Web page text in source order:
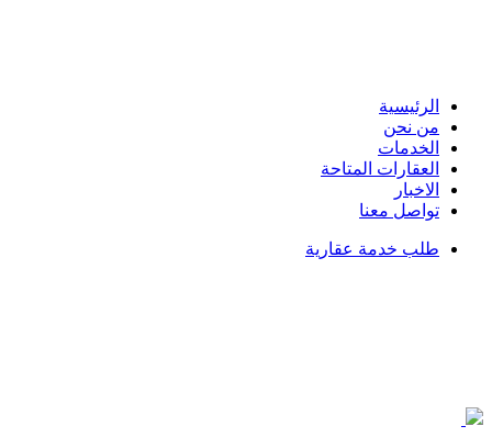
الرئيسية
من نحن
الخدمات
العقارات المتاحة
الاخبار
تواصل معنا
طلب خدمة عقارية